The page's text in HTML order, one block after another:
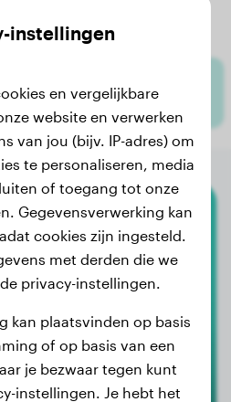
Terrier
Ella
instellingen
en vergelijkbare
website en verwerken
van jou (bijv. IP-adres) om
te personaliseren, media
of toegang tot onze
Gegevensverwerking kan
cookies zijn ingesteld.
met derden die we
privacy-instellingen.
kan plaatsvinden op basis
of op basis van een
je bezwaar tegen kunt
instellingen. Je hebt het